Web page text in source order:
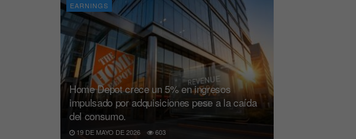
EARNINGS
Home Depot crece un 5% en ingresos
impulsado por adquisiciones pese a la caída
del consumo.
19 DE MAYO DE 2026 603